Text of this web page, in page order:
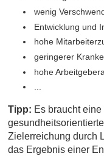
wenig
Entwicklung und
hohe
geringerer
hohe
Tipp: Es braucht
Zielerreichung durch
das Ergebnis einer